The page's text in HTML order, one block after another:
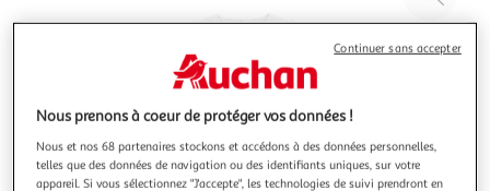
besoin
à
Nous prenons à coeur de protéger vos données !
Nous et nos 68 partenaires stockons et accédons à des données personnelles,
telles que des données de navigation ou des identifiants uniques, sur votre
appareil. Si vous sélectionnez "J'accepte", les technologies de suivi prendront en
Continuer sans accepter